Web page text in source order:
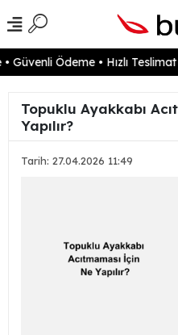
Ödeme • Hızlı Teslimat
Topuklu Ayakkabı
Yapılır?
Tarih: 27.04.2026 11:49